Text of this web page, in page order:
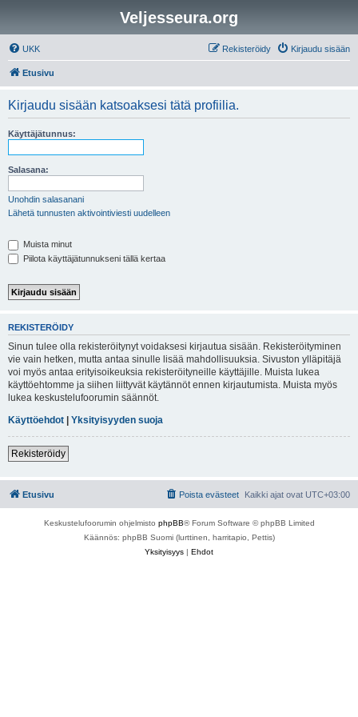
Veljesseura.org
UKK Kirjaudu sisään
Rekisteröidy
Etusivu
Kirjaudu sisään katsoaksesi tätä profiilia.
Käyttäjätunnus:
Salasana:
Unohdin salasanani
Lähetä tunnusten aktivointiviesti uudelleen
Muista minut
Piilota käyttäjätunnukseni tällä kertaa
REKISTERÖIDY
Sinun tulee olla rekisteröitynyt voidaksesi kirjautua sisään. Rekisteröityminen
vie vain hetken, mutta antaa sinulle lisää mahdollisuuksia. Sivuston ylläpitäjä
voi myös antaa erityisoikeuksia rekisteröityneille käyttäjille. Muista lukea
käyttöehtomme ja siihen liittyvät käytännöt ennen kirjautumista. Muista myös
lukea keskustelufoorumin säännöt.
Käyttöehdot | Yksityisyyden suoja
Rekisteröidy
Etusivu Kaikki ajat ovat UTC+03:00
Poista evästeet
Keskustelufoorumin ohjelmisto phpBB® Forum Software © phpBB Limited
Käännös: phpBB Suomi (lurttinen, harritapio, Pettis)
Yksityisyys | Ehdot